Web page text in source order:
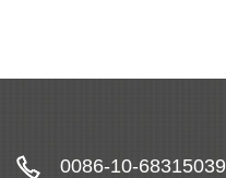
0086-10-68315039